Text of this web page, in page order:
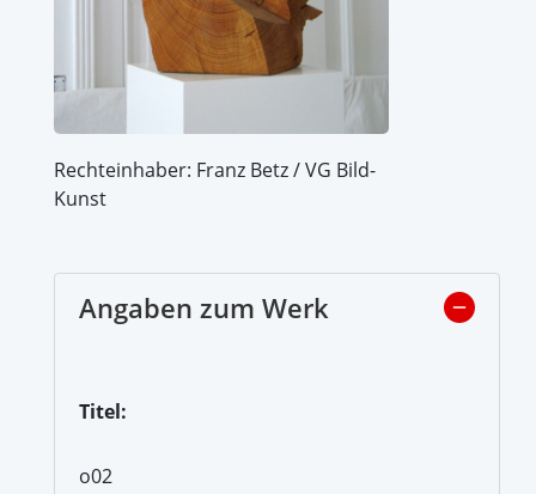
Rechteinhaber: Franz Betz / VG Bild-
Kunst
Angaben zum Werk
Titel:
o02